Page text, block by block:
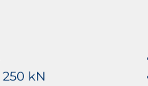
kN